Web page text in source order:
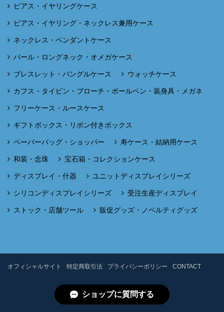
ピアス・イヤリングケース
ピアス・イヤリング・ネックレス兼用ケース
ネックレス・ペンダントケース
パール・ロングネック・オメガケース
ブレスレット・バングルケース ウォッチケース
カフス・タイピン・ブローチ・ボールペン・装身具・メガネ
フリーケース・ルースケース
ギフトボックス・リボン付きボックス
ペーパーバッグ・ショッパー 寿ケース・結納用ケース
和装・念珠 宝石箱・コレクションケース
ディスプレイ・什器 ユニットディスプレイシリーズ
シリコンディスプレイシリーズ 受注生産ディスプレイ
ストック・店舗ツール 販促グッズ・ノベルティグッズ
オフィシャルサイト 特定商取引法 プライバシーポリシー CONTACT
ショップに質問する